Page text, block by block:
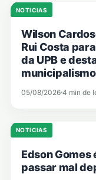
NOTICIAS
Wilson
Rui Costa
da UPB e
05/08/2026 4 min de
NOTICIAS
Edson Gomes
passar mal